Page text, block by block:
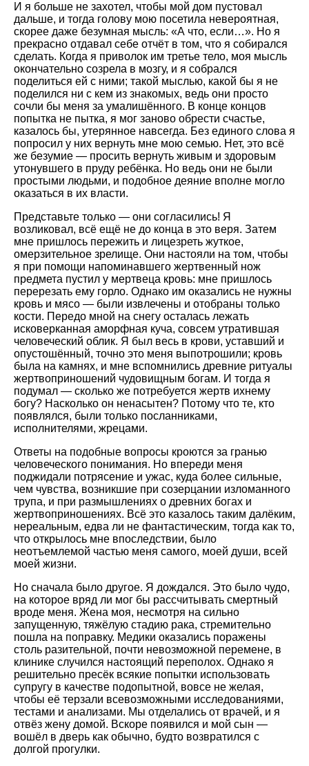
И я больше не захотел, чтобы мой дом пустовал
дальше, и тогда голову мою посетила невероятная,
скорее даже безумная мысль: «А что, если…». Но я
прекрасно отдавал себе отчёт в том, что я собирался
сделать. Когда я приволок им третье тело, моя мысль
окончательно созрела в мозгу, и я собрался
поделиться ей с ними; такой мыслью, какой бы я не
поделился ни с кем из знакомых, ведь они просто
сочли бы меня за умалишённого. В конце концов
попытка не пытка, я мог заново обрести счастье,
казалось бы, утерянное навсегда. Без единого слова я
попросил у них вернуть мне мою семью. Нет, это всё
же безумие — просить вернуть живым и здоровым
утонувшего в пруду ребёнка. Но ведь они не были
простыми людьми, и подобное деяние вполне могло
оказаться в их власти.
Представьте только — они согласились! Я
возликовал, всё ещё не до конца в это веря. Затем
мне пришлось пережить и лицезреть жуткое,
омерзительное зрелище. Они настояли на том, чтобы
я при помощи напоминавшего жертвенный нож
предмета пустил у мертвеца кровь: мне пришлось
перерезать ему горло. Однако им оказались не нужны
кровь и мясо — были извлечены и отобраны только
кости. Передо мной на снегу осталась лежать
исковерканная аморфная куча, совсем утратившая
человеческий облик. Я был весь в крови, уставший и
опустошённый, точно это меня выпотрошили; кровь
была на камнях, и мне вспомнились древние ритуалы
жертвоприношений чудовищным богам. И тогда я
подумал — сколько же потребуется жертв ихнему
богу? Насколько он ненасытен? Потому что те, кто
появлялся, были только посланниками,
исполнителями, жрецами.
Ответы на подобные вопросы кроются за гранью
человеческого понимания. Но впереди меня
поджидали потрясение и ужас, куда более сильные,
чем чувства, возникшие при созерцании изломанного
трупа, и при размышлениях о древних богах и
жертвоприношениях. Всё это казалось таким далёким,
нереальным, едва ли не фантастическим, тогда как то,
что открылось мне впоследствии, было
неотъемлемой частью меня самого, моей души, всей
моей жизни.
Но сначала было другое. Я дождался. Это было чудо,
на которое вряд ли мог бы рассчитывать смертный
вроде меня. Жена моя, несмотря на сильно
запущенную, тяжёлую стадию рака, стремительно
пошла на поправку. Медики оказались поражены
столь разительной, почти невозможной перемене, в
клинике случился настоящий переполох. Однако я
решительно пресёк всякие попытки использовать
супругу в качестве подопытной, вовсе не желая,
чтобы её терзали всевозможными исследованиями,
тестами и анализами. Мы отделались от врачей, и я
отвёз жену домой. Вскоре появился и мой сын —
вошёл в дверь как обычно, будто возвратился с
долгой прогулки.